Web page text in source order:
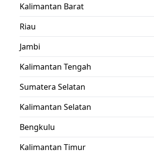
Kalimantan Barat
Riau
Jambi
Kalimantan Tengah
Sumatera Selatan
Kalimantan Selatan
Bengkulu
Kalimantan Timur